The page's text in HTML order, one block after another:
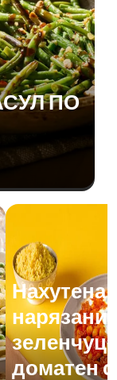
ПО
Нахутена
нарязани
доматен